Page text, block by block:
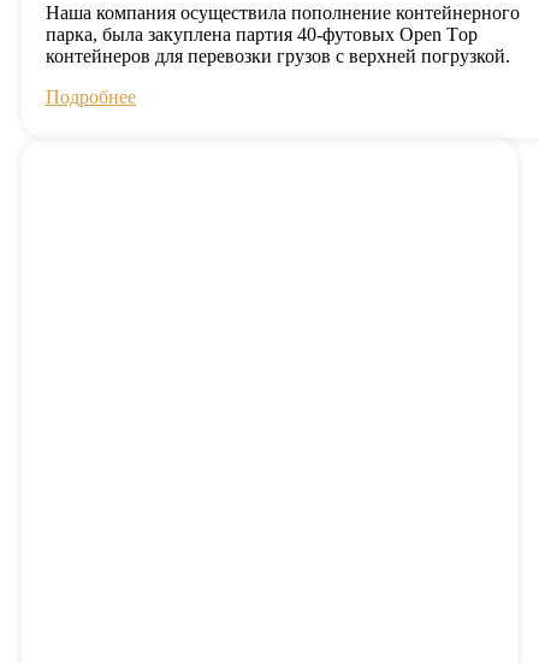
Наша компания осуществила пополнение контейнерного
парка, была закуплена партия 40-футовых Open Тop
контейнеров для перевозки грузов с верхней погрузкой.
Подробнее